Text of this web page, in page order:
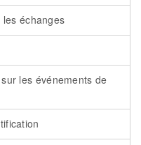
échanges
les événements de